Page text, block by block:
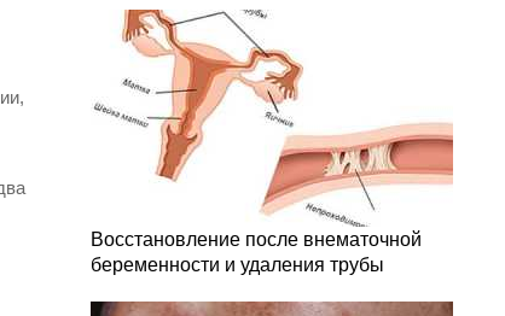
Восстановление после внематочной
беременности и удаления трубы